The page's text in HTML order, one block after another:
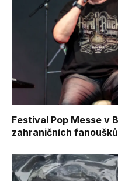
Festival Pop Messe v
zahraničních fanoušků